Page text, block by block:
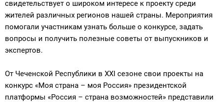
свидетельствует о широком интересе к проекту среди
жителей различных регионов нашей страны. Мероприятия
помогали участникам узнать больше о конкурсе, задать
вопросы и получить полезные советы от выпускников и
экспертов.
От Чеченской Республики в ХХI сезоне свои проекты на
конкурс «Моя страна – моя Россия» президентской
платформы «Россия – страна возможностей» представили